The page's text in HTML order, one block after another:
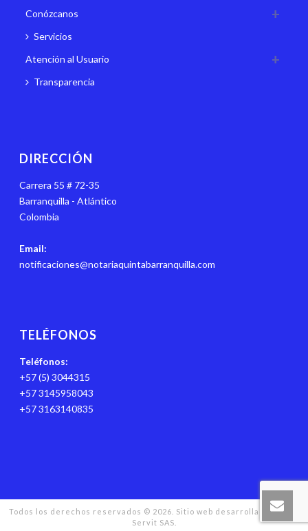
Conózcanos
Servicios
Atención al Usuario
Transparencia
DIRECCIÓN
Carrera 55 # 72-35
Barranquilla - Atlántico
Colombia
Email:
notificaciones@notariaquintabarranquilla.com
TELÉFONOS
Teléfonos:
+57 (5) 3044315
+57 3145958043
+57 3163140835
Todos los derechos reservados © 2026. Sitio web desarrollado por JM
Servit SAS.